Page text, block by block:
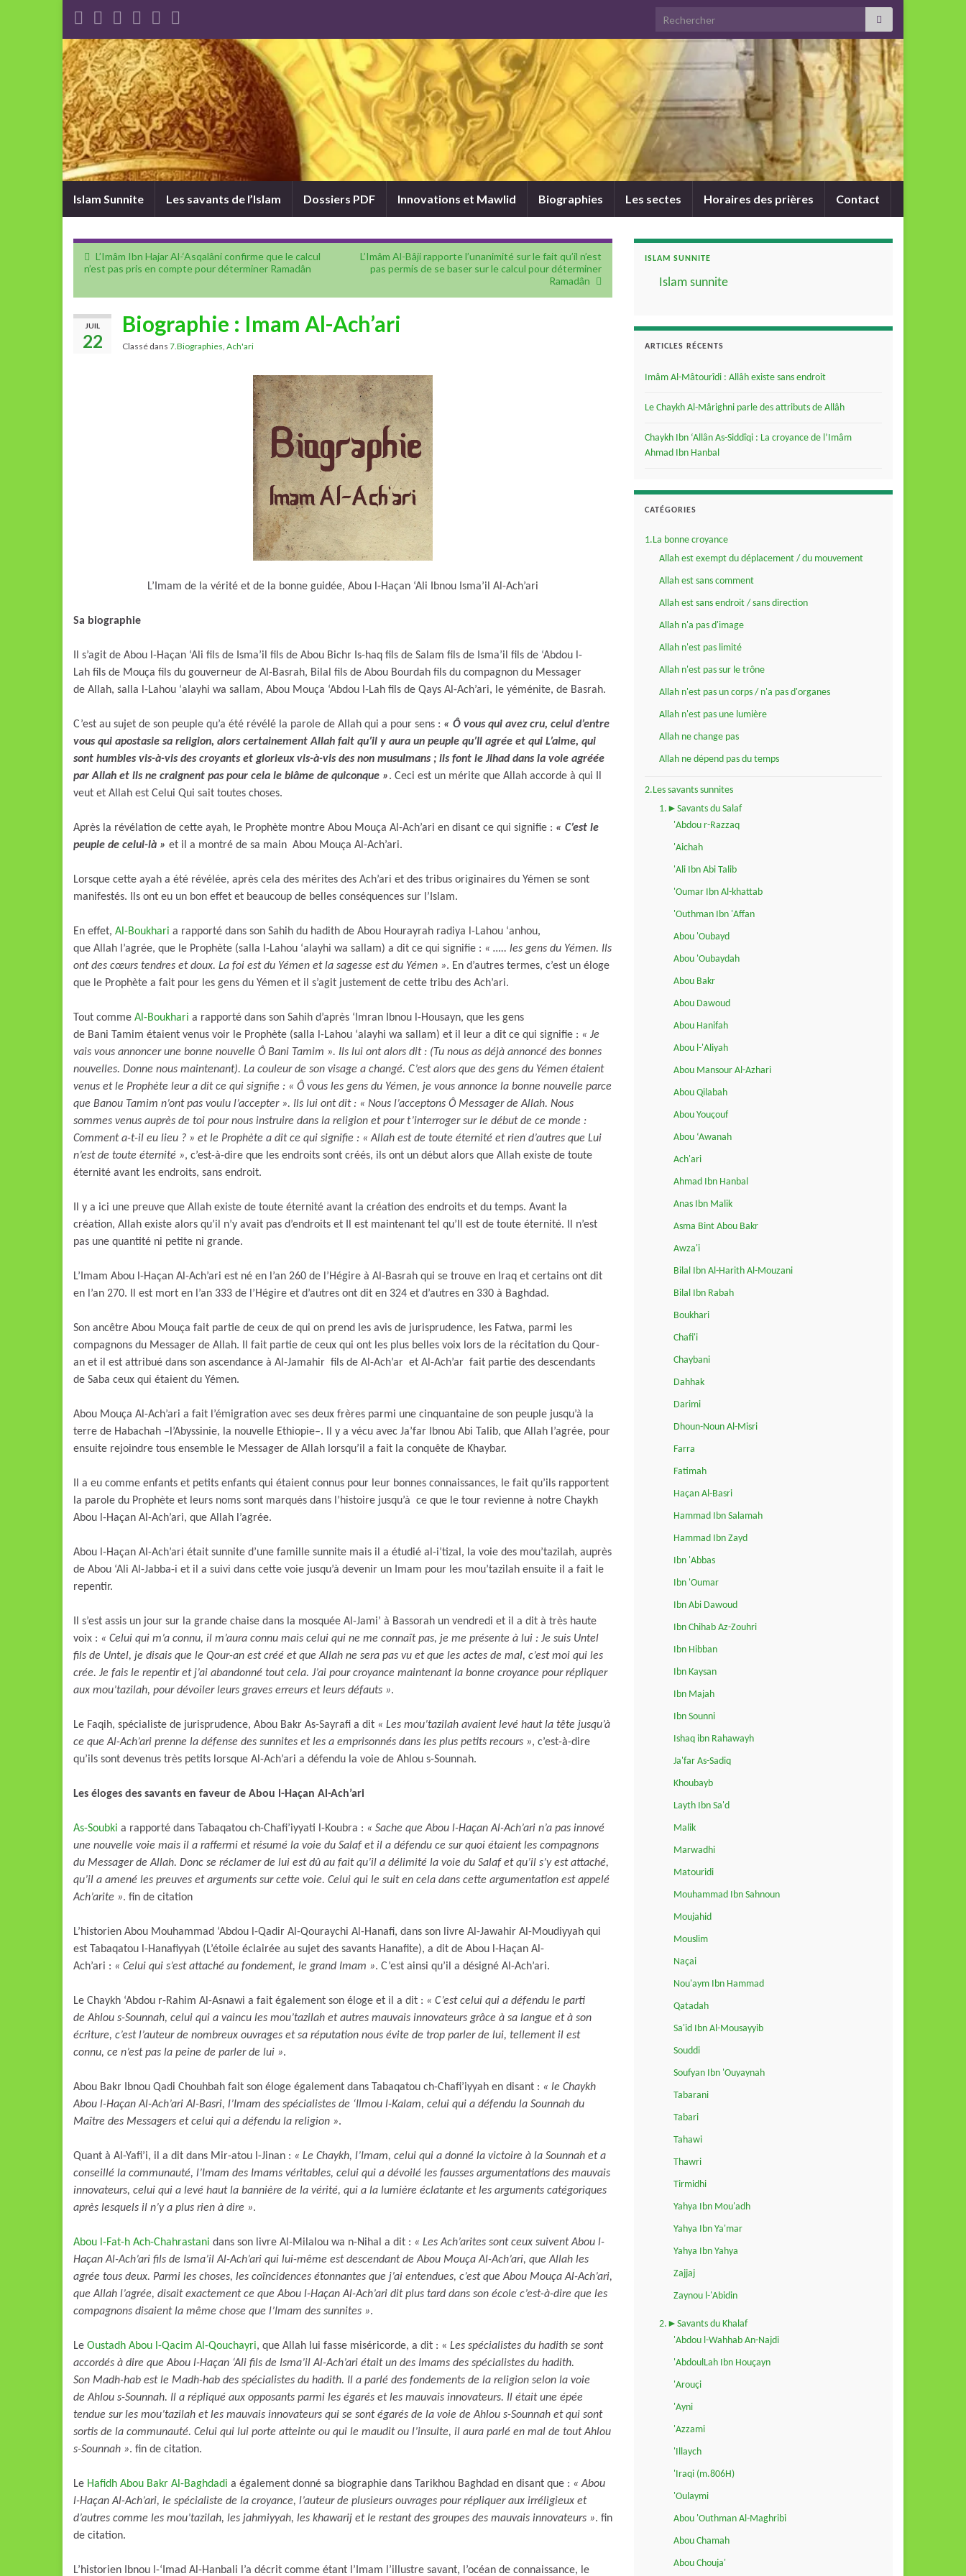
Search for:
Islam Sunnite Les savants de l’Islam Dossiers PDF Innovations et Mawlid Biographies Les sectes Horaires des prières Contact
L’Imâm Ibn Hajar Al-‘Asqalâni confirme que le calcul
n’est pas pris en compte pour déterminer Ramadân
L’Imâm Al-Bâji rapporte l’unanimité sur le fait qu’il n’est
pas permis de se baser sur le calcul pour déterminer
Ramadân
JUIL
22
Biographie : Imam Al-Ach’ari
Classé dans 7.Biographies, Ach'ari
L’Imam de la vérité et de la bonne guidée, Abou l-Haçan ‘Ali Ibnou Isma’il Al-Ach’ari
Sa biographie
Il s’agit de Abou l-Haçan ‘Ali fils de Isma’il fils de Abou Bichr Is-haq fils de Salam fils de Isma’il fils de ‘Abdou l-
Lah fils de Mouça fils du gouverneur de Al-Basrah, Bilal fils de Abou Bourdah fils du compagnon du Messager
de Allah, salla l-Lahou ‘alayhi wa sallam, Abou Mouça ‘Abdou l-Lah fils de Qays Al-Ach’ari, le yéménite, de Basrah.
C’est au sujet de son peuple qu’a été révélé la parole de Allah qui a pour sens : « Ô vous qui avez cru, celui d’entre
vous qui apostasie sa religion, alors certainement Allah fait qu’il y aura un peuple qu’Il agrée et qui L’aime, qui
sont humbles vis-à-vis des croyants et glorieux vis-à-vis des non musulmans ; ils font le Jihad dans la voie agréée
par Allah et ils ne craignent pas pour cela le blâme de quiconque ». Ceci est un mérite que Allah accorde à qui Il
veut et Allah est Celui Qui sait toutes choses.
Après la révélation de cette ayah, le Prophète montre Abou Mouça Al-Ach’ari en disant ce qui signifie : « C’est le
peuple de celui-là » et il a montré de sa main Abou Mouça Al-Ach’ari.
Lorsque cette ayah a été révélée, après cela des mérites des Ach’ari et des tribus originaires du Yémen se sont
manifestés. Ils ont eu un bon effet et beaucoup de belles conséquences sur l’Islam.
En effet, Al-Boukhari a rapporté dans son Sahih du hadith de Abou Hourayrah radiya l-Lahou ‘anhou,
que Allah l’agrée, que le Prophète (salla l-Lahou ‘alayhi wa sallam) a dit ce qui signifie : « ….. les gens du Yémen. Ils
ont des cœurs tendres et doux. La foi est du Yémen et la sagesse est du Yémen ». En d’autres termes, c’est un éloge
que le Prophète a fait pour les gens du Yémen et il s’agit justement de cette tribu des Ach’ari.
Tout comme Al-Boukhari a rapporté dans son Sahih d’après ‘Imran Ibnou l-Housayn, que les gens
de Bani Tamim étaient venus voir le Prophète (salla l-Lahou ‘alayhi wa sallam) et il leur a dit ce qui signifie : « Je
vais vous annoncer une bonne nouvelle Ô Bani Tamim ». Ils lui ont alors dit : (Tu nous as déjà annoncé des bonnes
nouvelles. Donne nous maintenant). La couleur de son visage a changé. C’est alors que des gens du Yémen étaient
venus et le Prophète leur a dit ce qui signifie : « Ô vous les gens du Yémen, je vous annonce la bonne nouvelle parce
que Banou Tamim n’ont pas voulu l’accepter ». Ils lui ont dit : « Nous l’acceptons Ô Messager de Allah. Nous
sommes venus auprès de toi pour nous instruire dans la religion et pour t’interroger sur le début de ce monde :
Comment a-t-il eu lieu ? » et le Prophète a dit ce qui signifie : « Allah est de toute éternité et rien d’autres que Lui
n’est de toute éternité », c’est-à-dire que les endroits sont créés, ils ont un début alors que Allah existe de toute
éternité avant les endroits, sans endroit.
Il y a ici une preuve que Allah existe de toute éternité avant la création des endroits et du temps. Avant la
création, Allah existe alors qu’il n’y avait pas d’endroits et Il est maintenant tel qu’Il est de toute éternité. Il n’est
pas une quantité ni petite ni grande.
L’Imam Abou l-Haçan Al-Ach’ari est né en l’an 260 de l’Hégire à Al-Basrah qui se trouve en Iraq et certains ont dit
en l’an 270. Il est mort en l’an 333 de l’Hégire et d’autres ont dit en 324 et d’autres en 330 à Baghdad.
Son ancêtre Abou Mouça fait partie de ceux de qui on prend les avis de jurisprudence, les Fatwa, parmi les
compagnons du Messager de Allah. Il fait partie de ceux qui ont les plus belles voix lors de la récitation du Qour-
an et il est attribué dans son ascendance à Al-Jamahir fils de Al-Ach’ar et Al-Ach’ar fait partie des descendants
de Saba ceux qui étaient du Yémen.
Abou Mouça Al-Ach’ari a fait l’émigration avec ses deux frères parmi une cinquantaine de son peuple jusqu’à la
terre de Habachah –l’Abyssinie, la nouvelle Ethiopie–. Il y a vécu avec Ja’far Ibnou Abi Talib, que Allah l’agrée, pour
ensuite rejoindre tous ensemble le Messager de Allah lorsqu’il a fait la conquête de Khaybar.
Il a eu comme enfants et petits enfants qui étaient connus pour leur bonnes connaissances, le fait qu’ils rapportent
la parole du Prophète et leurs noms sont marqués dans l’histoire jusqu’à ce que le tour revienne à notre Chaykh
Abou l-Haçan Al-Ach’ari, que Allah l’agrée.
Abou l-Haçan Al-Ach’ari était sunnite d’une famille sunnite mais il a étudié al-i’tizal, la voie des mou’tazilah, auprès
de Abou ‘Ali Al-Jabba-i et il a suivi dans cette voie jusqu’à devenir un Imam pour les mou’tazilah ensuite il a fait le
repentir.
Il s’est assis un jour sur la grande chaise dans la mosquée Al-Jami’ à Bassorah un vendredi et il a dit à très haute
voix : « Celui qui m’a connu, il m’aura connu mais celui qui ne me connaît pas, je me présente à lui : Je suis Untel
fils de Untel, je disais que le Qour-an est créé et que Allah ne sera pas vu et que les actes de mal, c’est moi qui les
crée. Je fais le repentir et j’ai abandonné tout cela. J’ai pour croyance maintenant la bonne croyance pour répliquer
aux mou’tazilah, pour dévoiler leurs graves erreurs et leurs défauts ».
Le Faqih, spécialiste de jurisprudence, Abou Bakr As-Sayrafi a dit « Les mou’tazilah avaient levé haut la tête jusqu’à
ce que Al-Ach’ari prenne la défense des sunnites et les a emprisonnés dans les plus petits recours », c’est-à-dire
qu’ils sont devenus très petits lorsque Al-Ach’ari a défendu la voie de Ahlou s-Sounnah.
Les éloges des savants en faveur de Abou l-Haçan Al-Ach’ari
As-Soubki a rapporté dans Tabaqatou ch-Chafi’iyyati l-Koubra : « Sache que Abou l-Haçan Al-Ach’ari n’a pas innové
une nouvelle voie mais il a raffermi et résumé la voie du Salaf et il a défendu ce sur quoi étaient les compagnons
du Messager de Allah. Donc se réclamer de lui est dû au fait qu’il a délimité la voie du Salaf et qu’il s’y est attaché,
qu’il a amené les preuves et arguments sur cette voie. Celui qui le suit en cela dans cette argumentation est appelé
Ach’arite ». fin de citation
L’historien Abou Mouhammad ‘Abdou l-Qadir Al-Qouraychi Al-Hanafi, dans son livre Al-Jawahir Al-Moudiyyah qui
est Tabaqatou l-Hanafiyyah (L’étoile éclairée au sujet des savants Hanafite), a dit de Abou l-Haçan Al-
Ach’ari : « Celui qui s’est attaché au fondement, le grand Imam ». C’est ainsi qu’il a désigné Al-Ach’ari.
Le Chaykh ‘Abdou r-Rahim Al-Asnawi a fait également son éloge et il a dit : « C’est celui qui a défendu le parti
de Ahlou s-Sounnah, celui qui a vaincu les mou’tazilah et autres mauvais innovateurs grâce à sa langue et à son
écriture, c’est l’auteur de nombreux ouvrages et sa réputation nous évite de trop parler de lui, tellement il est
connu, ce n’est pas la peine de parler de lui ».
Abou Bakr Ibnou Qadi Chouhbah fait son éloge également dans Tabaqatou ch-Chafi’iyyah en disant : « le Chaykh
Abou l-Haçan Al-Ach’ari Al-Basri, l’Imam des spécialistes de ‘Ilmou l-Kalam, celui qui a défendu la Sounnah du
Maître des Messagers et celui qui a défendu la religion ».
Quant à Al-Yafi’i, il a dit dans Mir-atou l-Jinan : « Le Chaykh, l’Imam, celui qui a donné la victoire à la Sounnah et a
conseillé la communauté, l’Imam des Imams véritables, celui qui a dévoilé les fausses argumentations des mauvais
innovateurs, celui qui a levé haut la bannière de la vérité, qui a la lumière éclatante et les arguments catégoriques
après lesquels il n’y a plus rien à dire ».
Abou l-Fat-h Ach-Chahrastani dans son livre Al-Milalou wa n-Nihal a dit : « Les Ach’arites sont ceux suivent Abou l-
Haçan Al-Ach’ari fils de Isma’il Al-Ach’ari qui lui-même est descendant de Abou Mouça Al-Ach’ari, que Allah les
agrée tous deux. Parmi les choses, les coïncidences étonnantes que j’ai entendues, c’est que Abou Mouça Al-Ach’ari,
que Allah l’agrée, disait exactement ce que Abou l-Haçan Al-Ach’ari dit plus tard dans son école c’est-à-dire que les
compagnons disaient la même chose que l’Imam des sunnites ».
Le Oustadh Abou l-Qacim Al-Qouchayri, que Allah lui fasse miséricorde, a dit : « Les spécialistes du hadith se sont
accordés à dire que Abou l-Haçan ‘Ali fils de Isma’il Al-Ach’ari était un des Imams des spécialistes du hadith.
Son Madh-hab est le Madh-hab des spécialistes du hadith. Il a parlé des fondements de la religion selon la voie
de Ahlou s-Sounnah. Il a répliqué aux opposants parmi les égarés et les mauvais innovateurs. Il était une épée
tendue sur les mou’tazilah et les mauvais innovateurs qui se sont égarés de la voie de Ahlou s-Sounnah et qui sont
sortis de la communauté. Celui qui lui porte atteinte ou qui le maudit ou l’insulte, il aura parlé en mal de tout Ahlou
s-Sounnah ». fin de citation.
Le Hafidh Abou Bakr Al-Baghdadi a également donné sa biographie dans Tarikhou Baghdad en disant que : « Abou
l-Haçan Al-Ach’ari, le spécialiste de la croyance, l’auteur de plusieurs ouvrages pour répliquer aux irréligieux et
d’autres comme les mou’tazilah, les jahmiyyah, les khawarij et le restant des groupes des mauvais innovateurs ». fin
de citation.
L’historien Ibnou l-‘Imad Al-Hanbali l’a décrit comme étant l’Imam l’illustre savant, l’océan de connaissance, le
ISLAM SUNNITE
Islam sunnite
ARTICLES RÉCENTS
Imâm Al-Mâtourîdi : Allâh existe sans endroit
Le Chaykh Al-Mârighni parle des attributs de Allâh
Chaykh Ibn ‘Allân As-Siddîqi : La croyance de l’Imâm
Ahmad Ibn Hanbal
CATÉGORIES
1.La bonne croyance
Allah est exempt du déplacement / du mouvement
Allah est sans comment
Allah est sans endroit / sans direction
Allah n'a pas d'image
Allah n'est pas limité
Allah n'est pas sur le trône
Allah n'est pas un corps / n'a pas d'organes
Allah n'est pas une lumière
Allah ne change pas
Allah ne dépend pas du temps
2.Les savants sunnites
1.►Savants du Salaf
'Abdou r-Razzaq
'Aichah
'Ali Ibn Abi Talib
'Oumar Ibn Al-khattab
'Outhman Ibn 'Affan
Abou 'Oubayd
Abou 'Oubaydah
Abou Bakr
Abou Dawoud
Abou Hanifah
Abou l-'Aliyah
Abou Mansour Al-Azhari
Abou Qilabah
Abou Youçouf
Abou ‘Awanah
Ach'ari
Ahmad Ibn Hanbal
Anas Ibn Malik
Asma Bint Abou Bakr
Awza'i
Bilal Ibn Al-Harith Al-Mouzani
Bilal Ibn Rabah
Boukhari
Chafi'i
Chaybani
Dahhak
Darimi
Dhoun-Noun Al-Misri
Farra
Fatimah
Haçan Al-Basri
Hammad Ibn Salamah
Hammad Ibn Zayd
Ibn 'Abbas
Ibn 'Oumar
Ibn Abi Dawoud
Ibn Chihab Az-Zouhri
Ibn Hibban
Ibn Kaysan
Ibn Majah
Ibn Sounni
Ishaq ibn Rahawayh
Ja'far As-Sadiq
Khoubayb
Layth Ibn Sa'd
Malik
Marwadhi
Matouridi
Mouhammad Ibn Sahnoun
Moujahid
Mouslim
Naçai
Nou'aym Ibn Hammad
Qatadah
Sa'id Ibn Al-Mousayyib
Souddi
Soufyan Ibn 'Ouyaynah
Tabarani
Tabari
Tahawi
Thawri
Tirmidhi
Yahya Ibn Mou'adh
Yahya Ibn Ya'mar
Yahya Ibn Yahya
Zajjaj
Zaynou l-'Abidin
2.►Savants du Khalaf
'Abdou l-Wahhab An-Najdi
'AbdoulLah Ibn Houçayn
'Arouçi
'Ayni
'Azzami
'Illaych
'Iraqi (m.806H)
'Oulaymi
Abou 'Outhman Al-Maghribi
Abou Chamah
Abou Chouja'